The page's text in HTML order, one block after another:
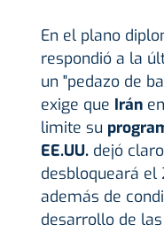
En el plano
respondió a la
un "pedazo de
exige que Irán
limite su
EE.UU.dejó
desbloqueará el
además de
desarrollo de